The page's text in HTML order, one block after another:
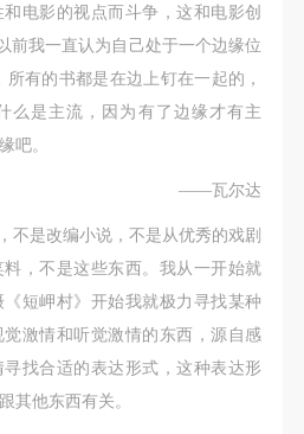
电影的视点而斗争，这和电影创
前我一直认为自己处于一个边缘位
有的书都是在边上钉在一起的，
么是主流，因为有了边缘才有主
吧。
——瓦尔达
不是改编小说，不是从优秀的戏剧
，不是这些东西。我从一开始就
短岬村》开始我就极力寻找某种
激情和听觉激情的东西，源自感
找合适的表达形式，这种表达形
其他东西有关。
，参加者应有必要的风险意
中华人民共和国的相关法
和社会公德规范，并应该具
互相帮助和助人为乐的良好
成年人（具有完全民事行为
未成年人必须在成年人的陪
，参加者应有必要的风险意
中华人民共和国的相关法
和社会公德规范，并应该具
互相帮助和助人为乐的良好
成年人（具有完全民事行为
未成年人必须在成年人的陪
，参加者应有必要的风险意
中华人民共和国的相关法
和社会公德规范，并应该具
互相帮助和助人为乐的良好
成年人（具有完全民事行为
未成年人必须在成年人的陪